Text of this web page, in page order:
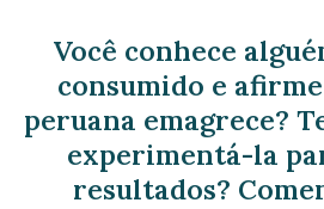
Você conhece
consumido e
peruana emagrece?
experimentá-la
resultados?